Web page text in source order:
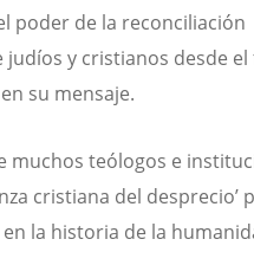
poder de la reconciliación
y cristianos desde el
su mensaje.
muchos teólogos e
cristiana del desprecio’
la historia de la